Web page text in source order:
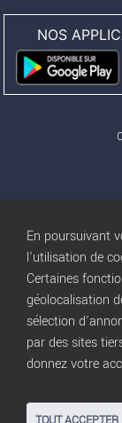
NOS
En poursuivant
l'utilisation de
Certaines
géolocalisation
sélection
par des sites
donnez votre